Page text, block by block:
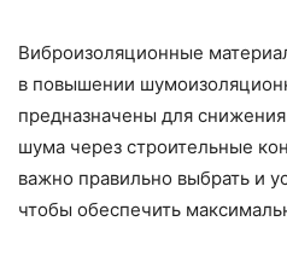
Виброизоляционные
в повышении
предназначены для
шума через строительные
важно правильно выбрать и
чтобы обеспечить